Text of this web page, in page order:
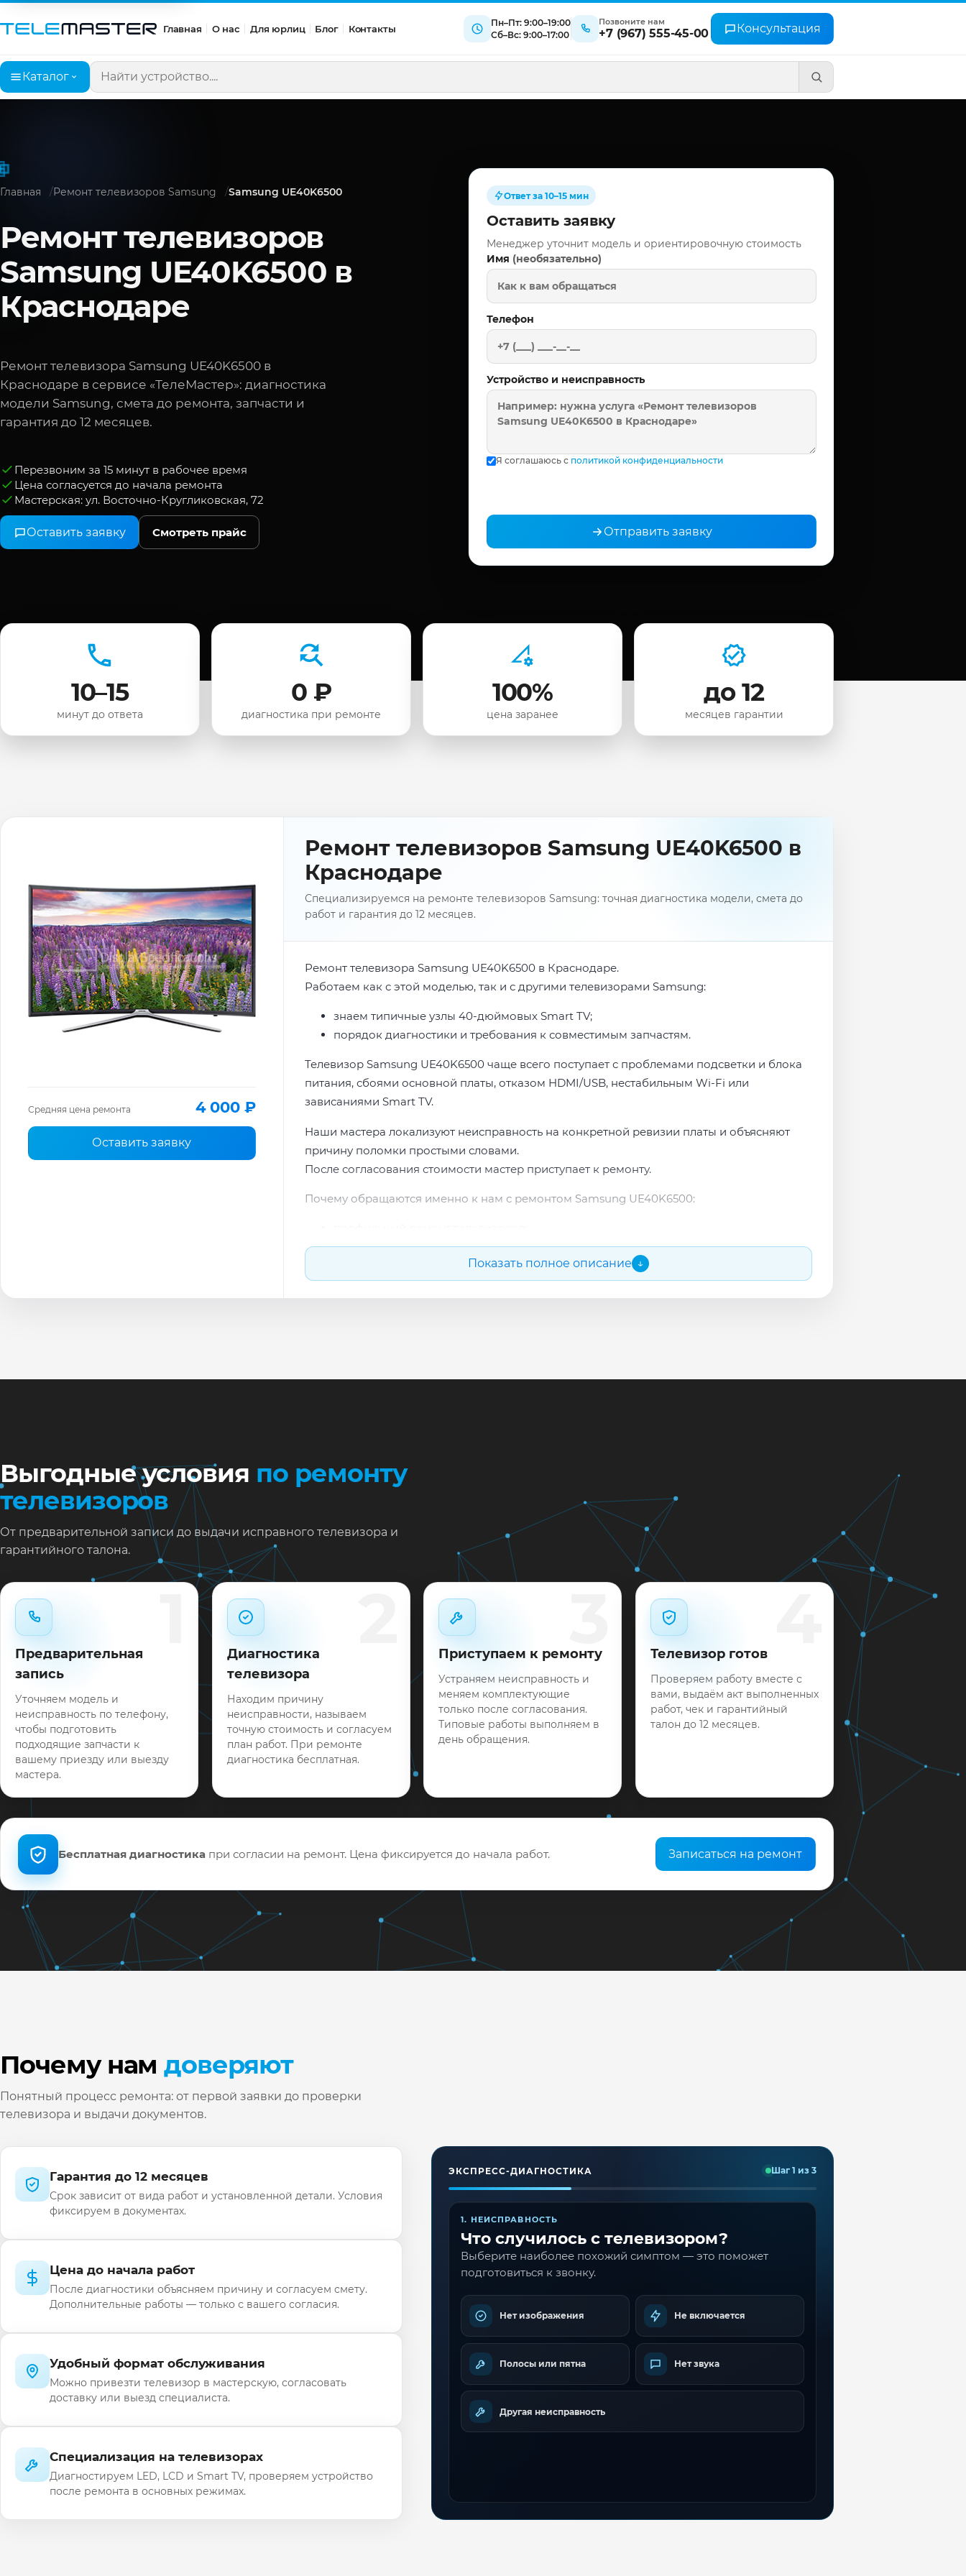
Главная О нас Для юрлиц Блог Контакты
Пн–Пт: 9:00–19:00
Сб–Вс: 9:00–17:00
Позвоните нам
+7 (967) 555-45-00 Консультация
Каталог
Поиск по сайту
Главная Ремонт телевизоров Samsung Samsung UE40K6500
Ремонт телевизоров
Samsung UE40K6500 в
Краснодаре
Ремонт телевизора Samsung UE40K6500 в
Краснодаре в сервисе «ТелеМастер»: диагностика
модели Samsung, смета до ремонта, запчасти и
гарантия до 12 месяцев.
Перезвоним за 15 минут в рабочее время
Цена согласуется до начала ремонта
Мастерская: ул. Восточно-Кругликовская, 72
Оставить заявку Смотреть прайс
Ответ за 10–15 мин
Оставить заявку
Менеджер уточнит модель и ориентировочную стоимость
Имя (необязательно)
Телефон
Устройство и неисправность
Я соглашаюсь с политикой конфиденциальности
Отправить заявку
10–15
минут до ответа
0 ₽
диагностика при ремонте
100%
цена заранее
до 12
месяцев гарантии
Средняя цена ремонта 4 000 ₽
Оставить заявку
Ремонт телевизоров Samsung UE40K6500 в
Краснодаре
Специализируемся на ремонте телевизоров Samsung: точная диагностика модели, смета до
работ и гарантия до 12 месяцев.
Ремонт телевизора Samsung UE40K6500 в Краснодаре.
Работаем как с этой моделью, так и с другими телевизорами Samsung:
знаем типичные узлы 40-дюймовых Smart TV;
порядок диагностики и требования к совместимым запчастям.
Телевизор Samsung UE40K6500 чаще всего поступает с проблемами подсветки и блока
питания, сбоями основной платы, отказом HDMI/USB, нестабильным Wi-Fi или
зависаниями Smart TV.
Наши мастера локализуют неисправность на конкретной ревизии платы и объясняют
причину поломки простыми словами.
После согласования стоимости мастер приступает к ремонту.
Почему обращаются именно к нам с ремонтом Samsung UE40K6500:
опыт по бренду Samsung;
прозрачная смета до начала работ;
подбор проверенных комплектующих.
Оставьте заявку или позвоните: укажите симптомы — подскажем ориентир по сроку и
Показать полное описание ↓
Выгодные условия по ремонту
телевизоров
От предварительной записи до выдачи исправного телевизора и
гарантийного талона.
Предварительная
запись
Уточняем модель и
неисправность по телефону,
чтобы подготовить
подходящие запчасти к
вашему приезду или выезду
мастера.
Диагностика
телевизора
Находим причину
неисправности, называем
точную стоимость и согласуем
план работ. При ремонте
диагностика бесплатная.
Приступаем к ремонту
Устраняем неисправность и
меняем комплектующие
только после согласования.
Типовые работы выполняем в
день обращения.
Телевизор готов
Проверяем работу вместе с
вами, выдаём акт выполненных
работ, чек и гарантийный
талон до 12 месяцев.
Бесплатная диагностика при согласии на ремонт. Цена фиксируется до начала работ. Записаться на ремонт
Почему намдоверяют
Понятный процесс ремонта: от первой заявки до проверки
телевизора и выдачи документов.
Гарантия до 12 месяцев
Срок зависит от вида работ и установленной детали. Условия
фиксируем в документах.
Цена до начала работ
После диагностики объясняем причину и согласуем смету.
Дополнительные работы — только с вашего согласия.
Удобный формат обслуживания
Можно привезти телевизор в мастерскую, согласовать
доставку или выезд специалиста.
Специализация на телевизорах
Диагностируем LED, LCD и Smart TV, проверяем устройство
после ремонта в основных режимах.
ЭКСПРЕСС-ДИАГНОСТИКА Шаг 1 из 3
1. НЕИСПРАВНОСТЬ
Что случилось с телевизором?
Выберите наиболее похожий симптом — это поможет
подготовиться к звонку.
Нет изображения Не включается
Полосы или пятна Нет звука
Другая неисправность